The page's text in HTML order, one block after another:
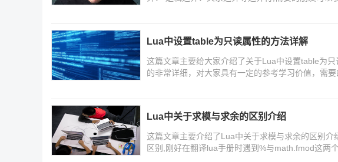
Lua中设置table为只读属性的方法详解
这篇文章主要给大家介绍了关于Lua中设置table为
的非常详细，对大家具有一定的参考学习价值，需要
Lua中关于求模与求余的区别介绍
这篇文章主要介绍了Lua中关于求模与求余的区别
区别,刚好在翻译lua手册时遇到%与math.fmod这两